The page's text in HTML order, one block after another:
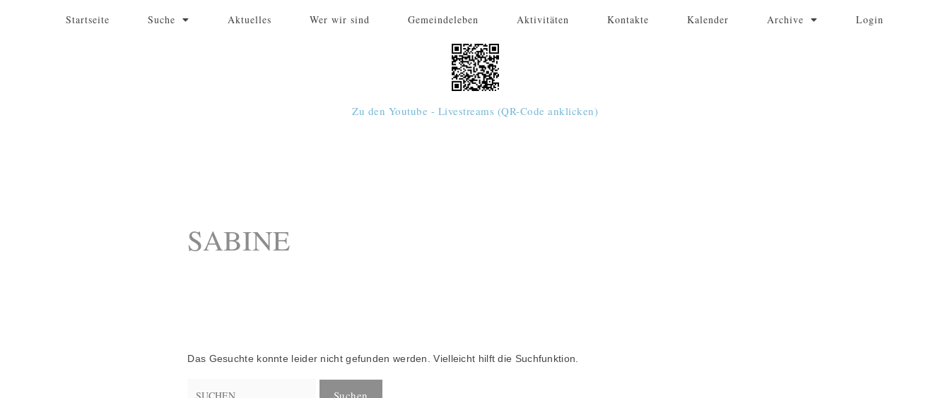
Startseite Suche Aktuelles Wer wir sind Gemeindeleben Aktivitäten Kontakte Kalender Archive Login
Zu den Youtube - Livestreams (QR-Code anklicken)
SABINE
Das Gesuchte konnte leider nicht gefunden werden. Vielleicht hilft die Suchfunktion.
nach: